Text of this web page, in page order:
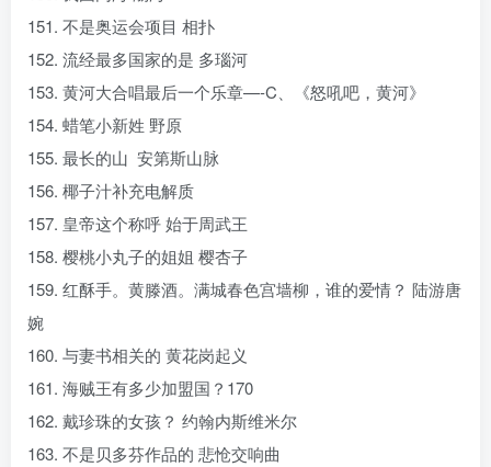
151. 不是奥运会项目 相扑
152. 流经最多国家的是 多瑙河
153. 黄河大合唱最后一个乐章—-C、《怒吼吧，黄河》
154. 蜡笔小新姓 野原
155. 最长的山 安第斯山脉
156. 椰子汁补充电解质
157. 皇帝这个称呼 始于周武王
158. 樱桃小丸子的姐姐 樱杏子
159. 红酥手。黄滕酒。满城春色宫墙柳，谁的爱情？ 陆游唐
婉
160. 与妻书相关的 黄花岗起义
161. 海贼王有多少加盟国？170
162. 戴珍珠的女孩？ 约翰内斯维米尔
163. 不是贝多芬作品的 悲怆交响曲